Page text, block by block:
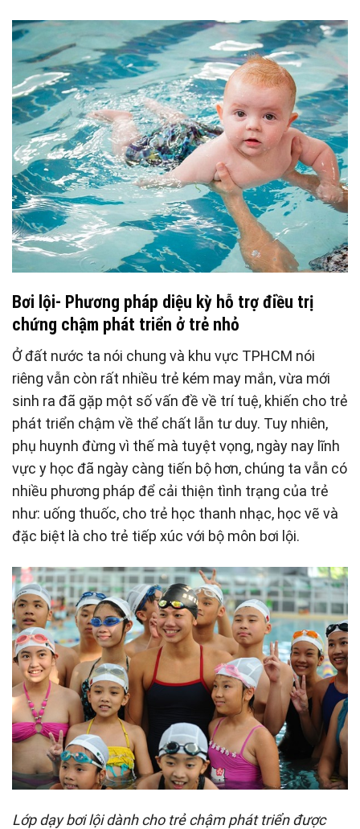
Bơi lội- Phương pháp diệu kỳ hỗ trợ điều trị
chứng chậm phát triển ở trẻ nhỏ
Ở đất nước ta nói chung và khu vực TPHCM nói
riêng vẫn còn rất nhiều trẻ kém may mắn, vừa mới
sinh ra đã gặp một số vấn đề về trí tuệ, khiến cho trẻ
phát triển chậm về thể chất lẫn tư duy. Tuy nhiên,
phụ huynh đừng vì thế mà tuyệt vọng, ngày nay lĩnh
vực y học đã ngày càng tiến bộ hơn, chúng ta vẫn có
nhiều phương pháp để cải thiện tình trạng của trẻ
như: uống thuốc, cho trẻ học thanh nhạc, học vẽ và
đặc biệt là cho trẻ tiếp xúc với bộ môn bơi lội.
Lớp dạy bơi lội dành cho trẻ chậm phát triển được